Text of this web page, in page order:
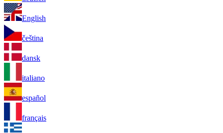
English
čeština
dansk
italiano
español
français